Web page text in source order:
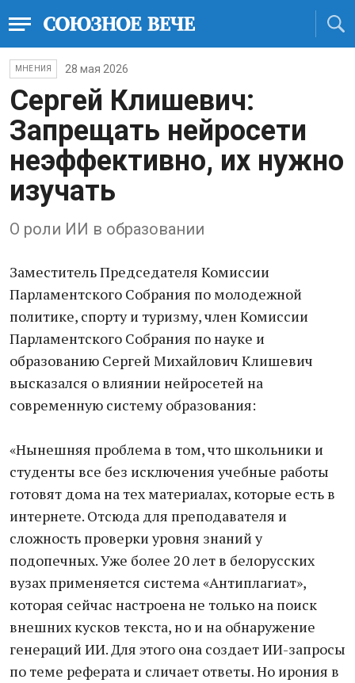
МНЕНИЯ 28 мая 2026
Сергей Клишевич:
Запрещать нейросети
неэффективно, их нужно
изучать
О роли ИИ в образовании
Заместитель Председателя Комиссии
Парламентского Собрания по молодежной
политике, спорту и туризму, член Комиссии
Парламентского Собрания по науке и
образованию Сергей Михайлович Клишевич
высказался о влиянии нейросетей на
современную систему образования:
«Нынешняя проблема в том, что школьники и
студенты все без исключения учебные работы
готовят дома на тех материалах, которые есть в
интернете. Отсюда для преподавателя и
сложность проверки уровня знаний у
подопечных. Уже более 20 лет в белорусских
вузах применяется система «Антиплагиат»,
которая сейчас настроена не только на поиск
внешних кусков текста, но и на обнаружение
генераций ИИ. Для этого она создает ИИ-запросы
по теме реферата и сличает ответы. Но ирония в